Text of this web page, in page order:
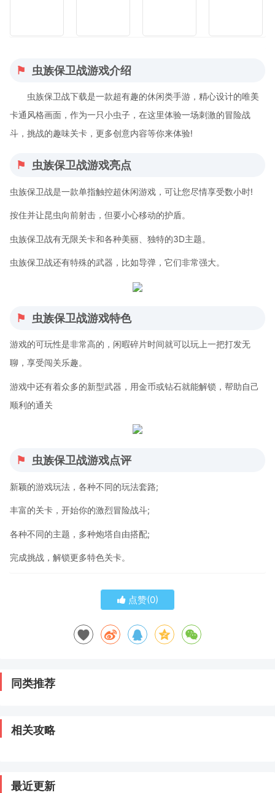
虫族保卫战游戏介绍
虫族保卫战下载是一款超有趣的休闲类手游，精心设计的唯美
卡通风格画面，作为一只小虫子，在这里体验一场刺激的冒险战
斗，挑战的趣味关卡，更多创意内容等你来体验!
虫族保卫战游戏亮点
虫族保卫战是一款单指触控超休闲游戏，可让您尽情享受数小时!
按住并让昆虫向前射击，但要小心移动的护盾。
虫族保卫战有无限关卡和各种美丽、独特的3D主题。
虫族保卫战还有特殊的武器，比如导弹，它们非常强大。
虫族保卫战游戏特色
游戏的可玩性是非常高的，闲暇碎片时间就可以玩上一把打发无
聊，享受闯关乐趣。
游戏中还有着众多的新型武器，用金币或钻石就能解锁，帮助自己
顺利的通关
虫族保卫战游戏点评
新颖的游戏玩法，各种不同的玩法套路;
丰富的关卡，开始你的激烈冒险战斗;
各种不同的主题，多种炮塔自由搭配;
完成挑战，解锁更多特色关卡。
点赞(0)
同类推荐
相关攻略
最近更新